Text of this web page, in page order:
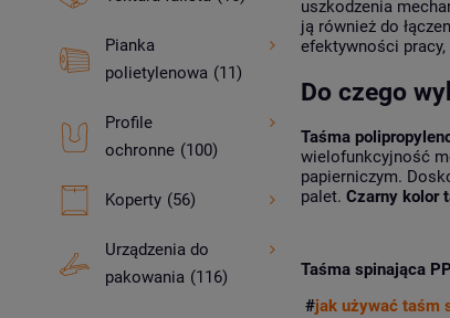
Pianka
polietylenowa (11)
Profile
ochronne (100)
Koperty (56)
Urządzenia do
pakowania (116)
uszkodzenia
ją również do
efektywności
Do czego
Taśma
wielofunkcyjność
papierniczym.
palet. Czarny kolor
Taśma spinająca
#jak używać taśm